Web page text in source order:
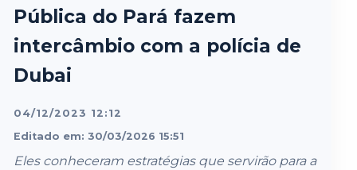
Pública do Pará fazem
intercâmbio com a polícia de
Dubai
04/12/2023 12:12
Editado em: 30/03/2026 15:51
Eles conheceram estratégias que servirão para a